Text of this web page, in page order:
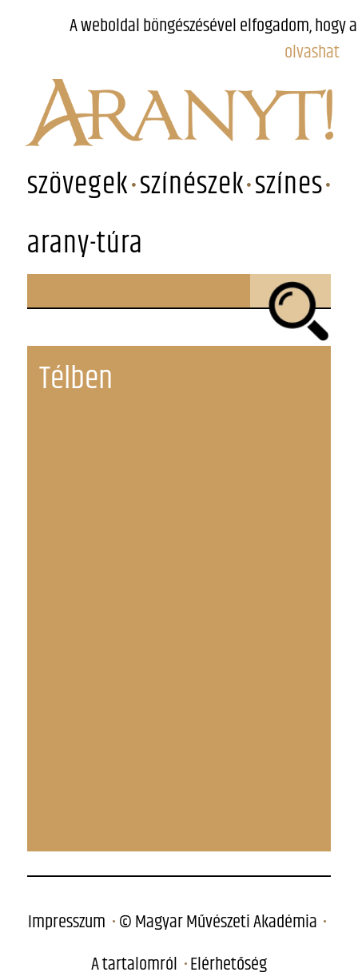
szövegek színészek színes
arany-túra
Télben
Impresszum © Magyar Művészeti Akadémia
A tartalomról Elérhetőség
A weboldal böngészésével elfogadom, hogy
olvashat